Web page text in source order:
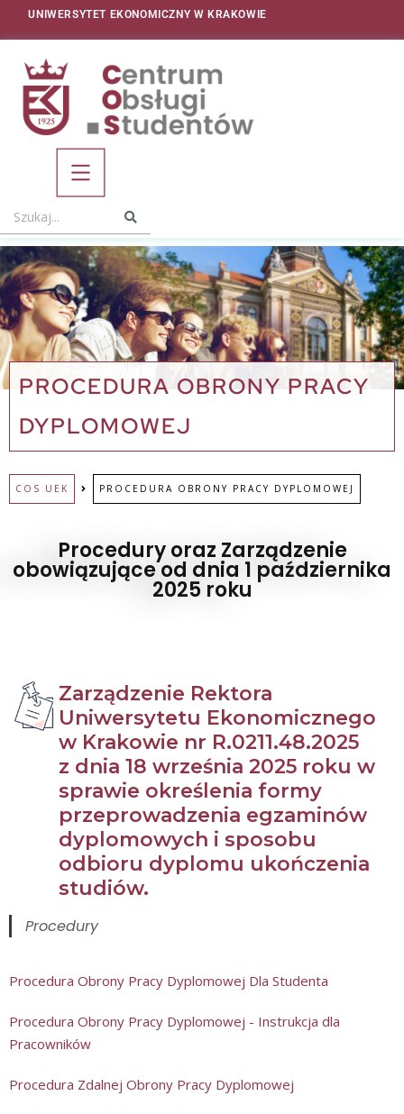
UNIWERSYTET EKONOMICZNY W KRAKOWIE
PROCEDURA OBRONY PRACY
DYPLOMOWEJ
COS UEK PROCEDURA OBRONY PRACY DYPLOMOWEJ
Procedury oraz Zarządzenie
obowiązujące od dnia 1 października
2025 roku
Zarządzenie Rektora
Uniwersytetu Ekonomicznego
w Krakowie nr R.0211.48.2025
z dnia 18 września 2025 roku w
sprawie określenia formy
przeprowadzenia egzaminów
dyplomowych i sposobu
odbioru dyplomu ukończenia
studiów.
Procedury
Procedura Obrony Pracy Dyplomowej Dla Studenta
Procedura Obrony Pracy Dyplomowej - Instrukcja dla
Pracowników
Procedura Zdalnej Obrony Pracy Dyplomowej